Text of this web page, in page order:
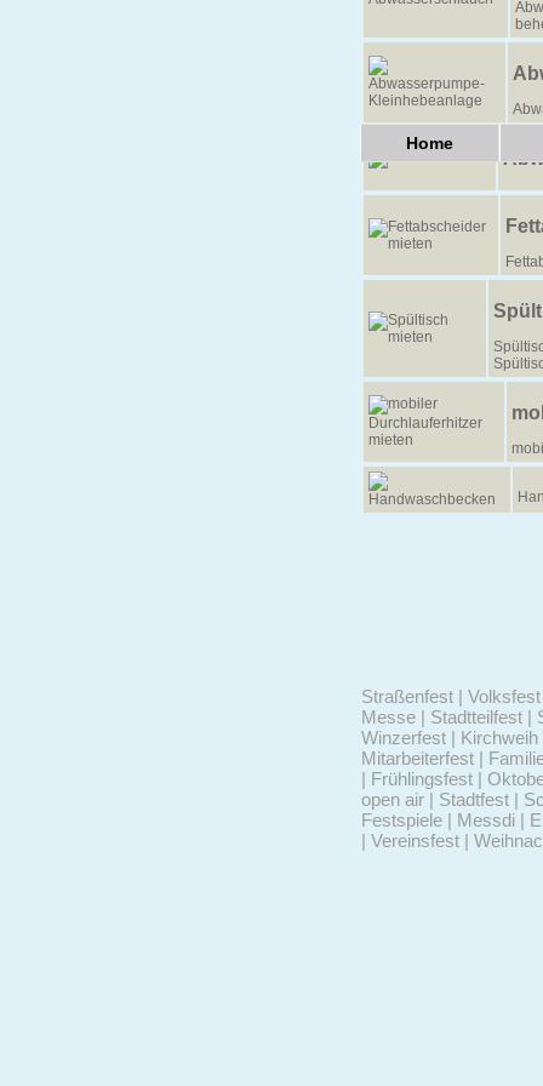
Home
Straßenfest |
Messe | Stadtteilfest |
Winzerfest |
Mitarbeiterfest |
| Frühlingsfest |
open air | Stadtfest |
Festspiele | Messdi |
| Vereinsfest |